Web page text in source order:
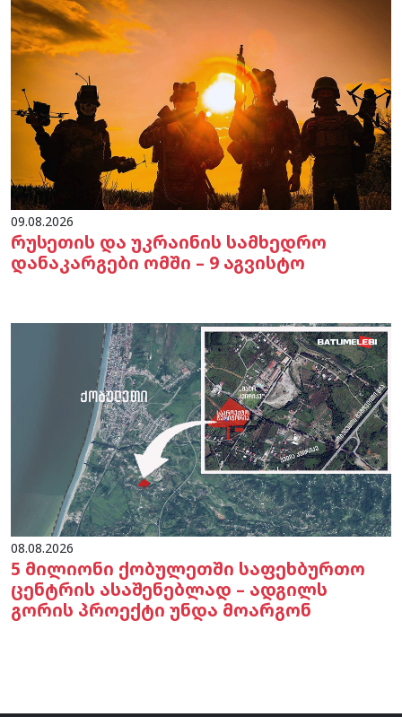
09.08.2026
რუსეთის და უკრაინის სამხედრო
დანაკარგები ომში – 9 აგვისტო
08.08.2026
5 მილიონი ქობულეთში საფეხბურთო
ცენტრის ასაშენებლად – ადგილს
გორის პროექტი უნდა მოარგონ